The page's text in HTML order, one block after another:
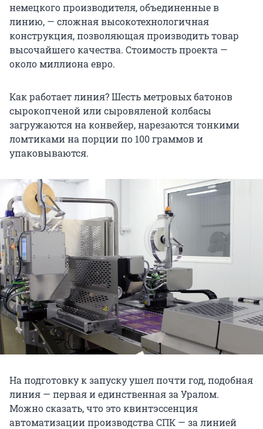
немецкого производителя, объединенные в
линию, — сложная высокотехнологичная
конструкция, позволяющая производить товар
высочайшего качества. Стоимость проекта —
около миллиона евро.
Как работает линия? Шесть метровых батонов
сырокопченой или сыровяленой колбасы
загружаются на конвейер, нарезаются тонкими
ломтиками на порции по 100 граммов и
упаковываются.
На подготовку к запуску ушел почти год, подобная
линия — первая и единственная за Уралом.
Можно сказать, что это квинтэссенция
автоматизации производства СПК — за линией